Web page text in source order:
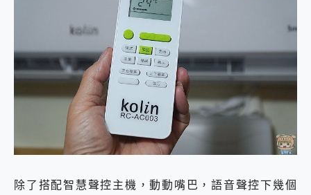
除了搭配智慧聲控主機，動動嘴巴，語音聲控下幾個